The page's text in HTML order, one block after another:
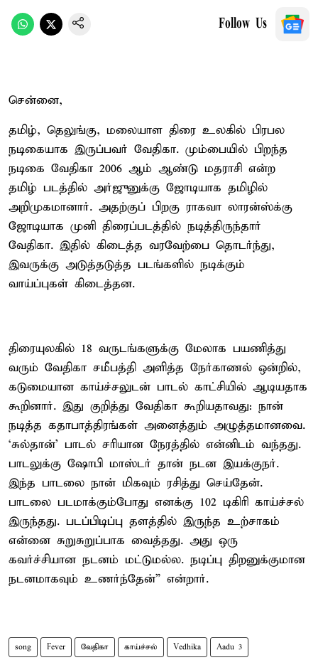
Follow Us
சென்னை,
தமிழ், தெலுங்கு, மலையாள திரை உலகில் பிரபல
நடிகையாக இருப்பவர் வேதிகா. மும்பையில் பிறந்த
நடிகை வேதிகா 2006 ஆம் ஆண்டு மதராசி என்ற
தமிழ் படத்தில் அர்ஜுனுக்கு ஜோடியாக தமிழில்
அறிமுகமானார். அதற்குப் பிறகு ராகவா லாரன்ஸ்க்கு
ஜோடியாக முனி திரைப்படத்தில் நடித்திருந்தார்
வேதிகா. இதில் கிடைத்த வரவேற்பை தொடர்ந்து,
இவருக்கு அடுத்தடுத்த படங்களில் நடிக்கும்
வாய்ப்புகள் கிடைத்தன.
திரையுலகில் 18 வருடங்களுக்கு மேலாக பயணித்து
வரும் வேதிகா சமீபத்தி அளித்த நேர்காணல் ஒன்றில்,
கடுமையான காய்ச்சலுடன் பாடல் காட்சியில் ஆடியதாக
கூறினார். இது குறித்து வேதிகா கூறியதாவது: நான்
நடித்த கதாபாத்திரங்கள் அனைத்தும் அழுத்தமானவை.
‘சுல்தான்’ பாடல் சரியான நேரத்தில் என்னிடம் வந்தது.
பாடலுக்கு ஷோபி மாஸ்டர் தான் நடன இயக்குநர்.
இந்த பாடலை நான் மிகவும் ரசித்து செய்தேன்.
பாடலை படமாக்கும்போது எனக்கு 102 டிகிரி காய்ச்சல்
இருந்தது. படப்பிடிப்பு தளத்தில் இருந்த உற்சாகம்
என்னை சுறுசுறுப்பாக வைத்தது. அது ஒரு
கவர்ச்சியான நடனம் மட்டுமல்ல. நடிப்பு திறனுக்குமான
நடனமாகவும் உணர்ந்தேன்” என்றார்.
song Fever வேதிகா காய்ச்சல் Vedhika Aadu 3